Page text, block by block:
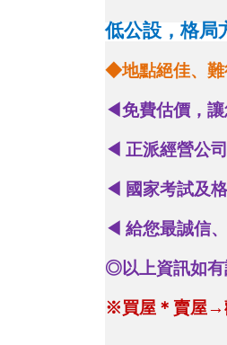
低公設，格局
◆地點絕佳、
◀免費估價，
◀ 正派經營公
◀ 國家考試及
◀ 給您最誠信
◎以上資訊如
※買屋＊賣屋→